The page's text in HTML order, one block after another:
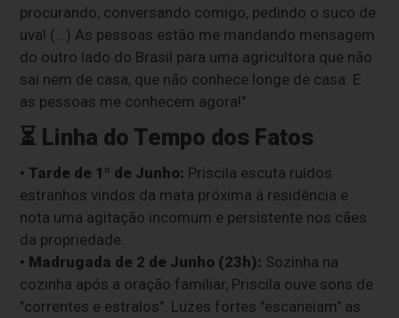
procurando, conversando comigo, pedindo o suco de
uva! (...) As pessoas estão me mandando mensagem
do outro lado do Brasil para uma agricultora que não
sai nem de casa, que não conhece longe de casa. E
as pessoas me conhecem agora!"
⏳ Linha do Tempo dos Fatos
• Tarde de 1º de Junho: Priscila escuta ruídos
estranhos vindos da mata próxima à residência e
nota uma agitação incomum e persistente nos cães
da propriedade.
• Madrugada de 2 de Junho (23h): Sozinha na
cozinha após a oração familiar, Priscila ouve sons de
"correntes e estralos". Luzes fortes "escaneiam" as